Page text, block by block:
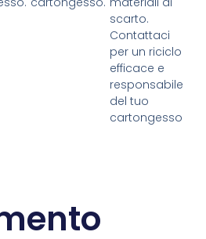
scarto.
Contattaci
per un riciclo
efficace e
responsabile
del tuo
cartongesso